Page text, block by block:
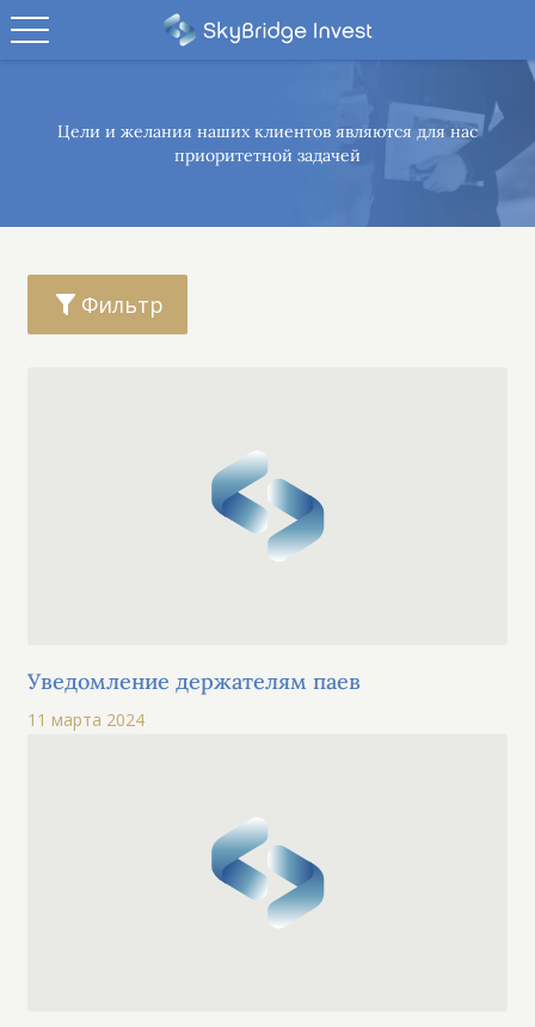
Цели и желания наших клиентов являются для нас
приоритетной задачей
Фильтр
Уведомление держателям паев
11 марта 2024